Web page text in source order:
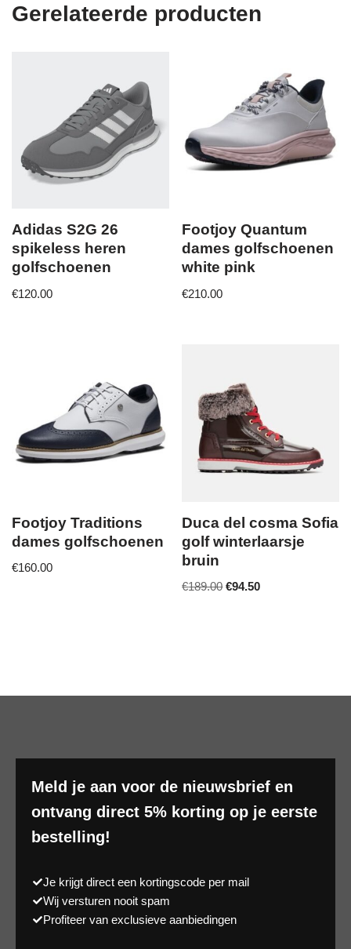
Gerelateerde producten
Adidas S2G 26
spikeless heren
golfschoenen
€120.00
Footjoy Quantum
dames golfschoenen
white pink
€210.00
Footjoy Traditions
dames golfschoenen
€160.00
Duca del cosma Sofia
golf winterlaarsje
bruin
€189.00 €94.50
Meld je aan voor de nieuwsbrief en
ontvang direct 5% korting op je eerste
bestelling!
Je krijgt direct een kortingscode per mail
Wij versturen nooit spam
Profiteer van exclusieve aanbiedingen